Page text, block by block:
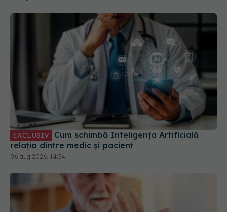
EXCLUSIV Cum schimbă Inteligența Artificială
relația dintre medic și pacient
06 aug 2026, 14:34